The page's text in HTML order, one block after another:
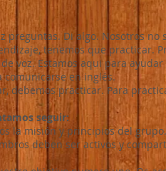
preguntas. Di algo. Nosotros no
tenemos que practicar.
voz. Estamos aqui para
en inglés.
debemos practicar. Para
seguir:
la misión y principios del grupo.
deben ser activos y